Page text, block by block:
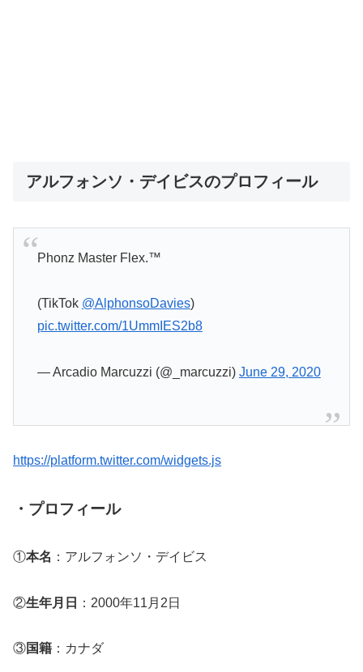
アルフォンソ・デイビスのプロフィール
Phonz Master Flex.™️
(TikTok @AlphonsoDavies)
pic.twitter.com/1UmmIES2b8
— Arcadio Marcuzzi (@_marcuzzi) June 29, 2020
https://platform.twitter.com/widgets.js
・プロフィール
①本名 ：アルフォンソ・デイビス
②生年月日 ：2000年11月2日
③国籍 ：カナダ